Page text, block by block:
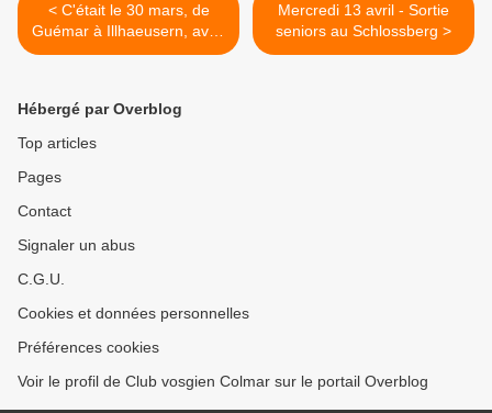
< C'était le 30 mars, de
Guémar à Illhaeusern, avec
les seniors
Mercredi 13 avril - Sortie
seniors au Schlossberg >
Hébergé par Overblog
Top articles
Pages
Contact
Signaler un abus
C.G.U.
Cookies et données personnelles
Préférences cookies
Voir le profil de Club vosgien Colmar sur le portail Overblog